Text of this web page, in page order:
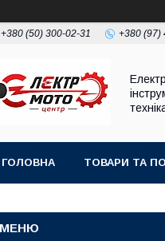
+380 (50) 300-02-31 +380 (97)
ГОЛОВНА ТОВАРИ ТА